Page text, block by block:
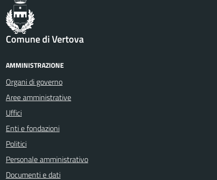
Comune di Vertova
AMMINISTRAZIONE
Organi di governo
Aree amministrative
Uffici
Enti e fondazioni
Politici
Personale amministrativo
Documenti e dati